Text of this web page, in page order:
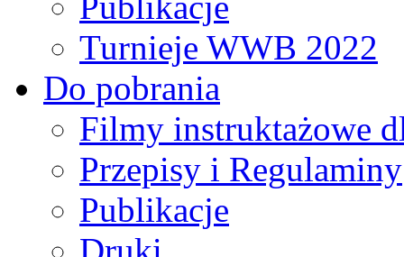
Turnieje WWB 2022
Do pobrania
Filmy instruktażowe
Przepisy i Regulaminy
Publikacje